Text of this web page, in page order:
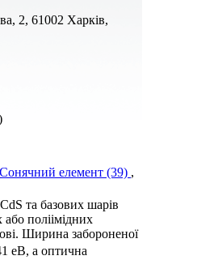
2, 61002 Харків,
Сонячний елемент (39) ,
та базових шарів
поліімідних
Ширина забороненої
еВ, а оптична